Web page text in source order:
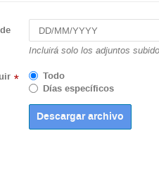
Incluirá solo los adjuntos
*
Todo
Días específicos